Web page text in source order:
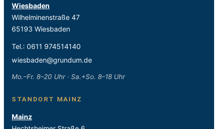
Wiesbaden
Wilhelminenstraße 47
65193 Wiesbaden
Tel.: 0611 974514140
wiesbaden@grundum.de
Mo.–Fr. 8–20 Uhr · Sa.+So. 8–18 Uhr
STANDORT MAINZ
Mainz